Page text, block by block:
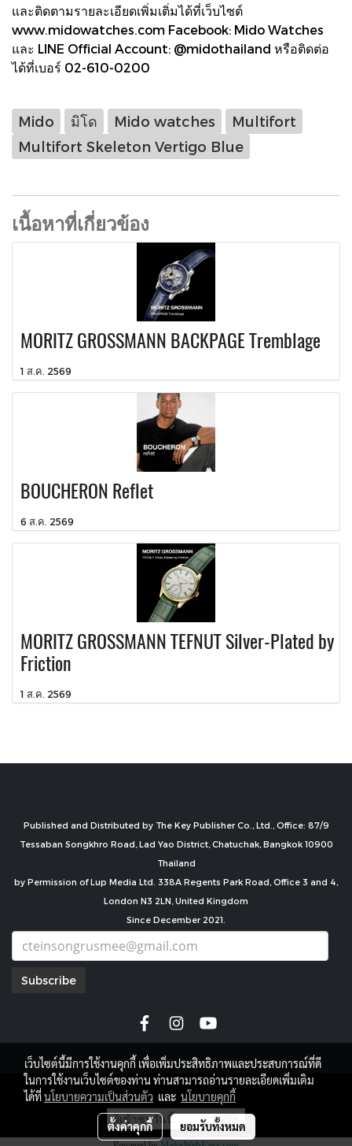
และติดตามรายละเอียดเพิ่มเติ่มได้ที่เว็บไซต์
www.midowatches.com Facebook: Mido Watches
และ LINE Official Account: @midothailand หรือติดต่อ
ได้ที่เบอร์ 02-610-0200
Mido มิโด Mido watches
Multifort
Multifort Skeleton Vertigo Blue
เนื้อหาที่เกี่ยวข้อง
MORITZ GROSSMANN BACKPAGE Tremblage
1 ส.ค. 2569
BOUCHERON Reflet
6 ส.ค. 2569
MORITZ GROSSMANN TEFNUT Silver-Plated by
Friction
1 ส.ค. 2569
Published and Distributed by The Key Publisher Co., Ltd., Office: 87/9
Tessaban Songkhro Road, Lad Yao District, Chatuchak, Bangkok 10900
Thailand
by Permission of Lup Media Ltd. 338A Regents Park Road, Office 3 and 4,
London N3 2LN, United Kingdom
Since December 2021.
Subscribe
copyright by
ผู้เข้าชมวันนี้
1,255
เว็บไซต์นี้มีการใช้งานคุกกี้ เพื่อเพิ่มประสิทธิภาพและประสบการณ์ที่ดี
ในการใช้งานเว็บไซต์ของท่าน ท่านสามารถอ่านรายละเอียดเพิ่มเติม
ได้ที่นโยบายความเป็นส่วนตัว และ นโยบายคุกกี้
ตั้งค่าคุกกี้ ยอมรับทั้งหมด